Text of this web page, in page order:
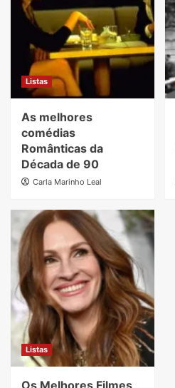
Listas
As melhores
comédias
Românticas da
Década de 90
Carla Marinho Leal
Listas